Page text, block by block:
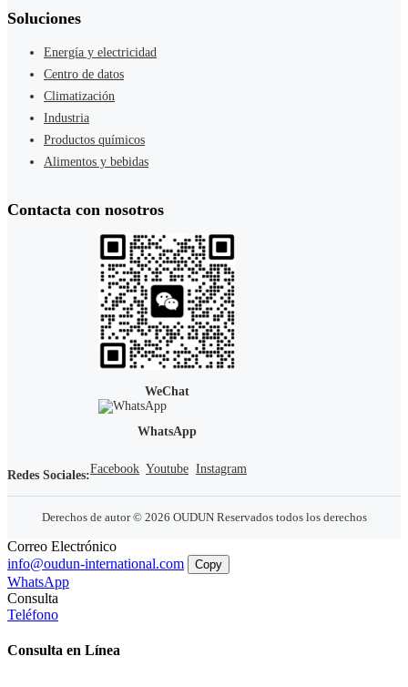
Soluciones
Energía y electricidad
Centro de datos
Climatización
Industria
Productos químicos
Alimentos y bebidas
Contacta con nosotros
WeChat
WhatsApp
Redes Sociales:Facebook Youtube Instagram
Derechos de autor © 2026 OUDUN Reservados todos los derechos
Correo Electrónico
info@oudun-international.com
Copy
WhatsApp
Consulta
Teléfono
Consulta en Línea